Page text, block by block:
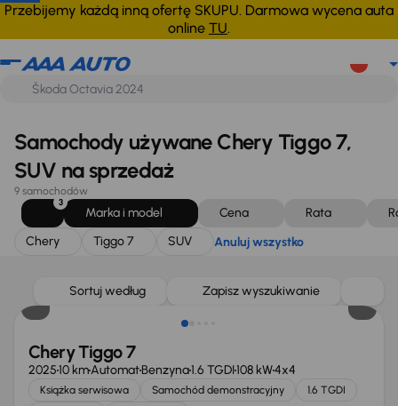
Przebijemy każdą inną ofertę SKUPU. Darmowa wycena auta
online TU.
Chery Tiggo 7 SUV Anuluj wszystko
Samochody używane Chery Tiggo 7,
SUV na sprzedaż
9 samochodów
3
Marka i model Cena Rata
Chery
Tiggo 7 SUV Anuluj wszystko
Sortuj według Zapisz wyszukiwanie
Od nowego taniej o 27 727 zł
Chery Tiggo 7
202510 kmAutomatBenzyna1.6 TGDI108 kW4x4
Książka serwisowa Samochód demonstracyjny
1.6 TGDI